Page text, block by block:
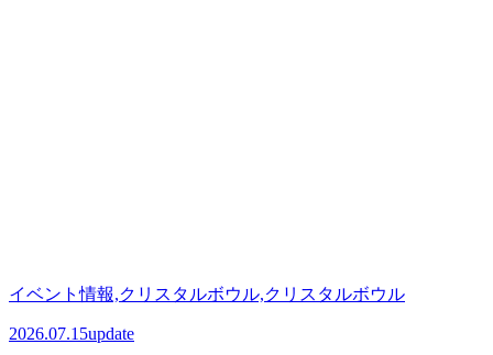
イベント情報,クリスタルボウル,クリスタルボウル
2026.07.15update